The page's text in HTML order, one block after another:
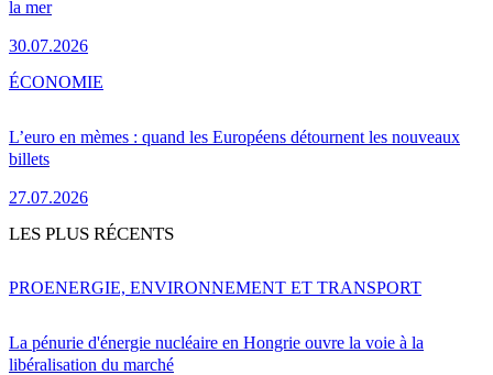
la mer
30.07.2026
L’euro en mèmes : quand les Européens détournent les nouveaux
billets
27.07.2026
ÉCONOMIE
LES PLUS RÉCENTS
La pénurie d'énergie nucléaire en Hongrie ouvre la voie à la
libéralisation du marché
PROENERGIE, ENVIRONNEMENT ET TRANSPORT